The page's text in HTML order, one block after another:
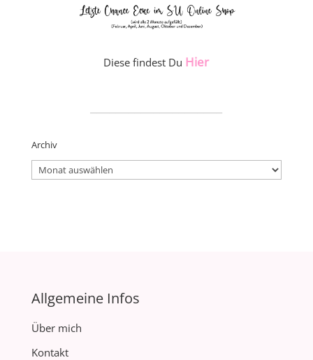
Diese findest Du Hier
Archiv
Archiv
Allgemeine Infos
Über mich
Kontakt